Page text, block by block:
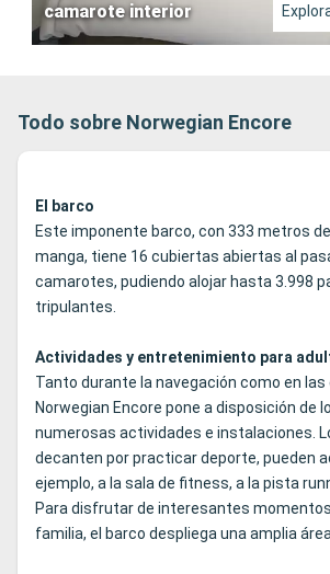
camarote interior
Todo sobre Norwegian Encore
El barco
Este imponente barco, con 333 metros
manga, tiene 16 cubiertas abiertas al
camarotes, pudiendo alojar hasta 3.998
tripulantes.
Actividades y entretenimiento para
Tanto durante la navegación como en las
Norwegian Encore pone a disposición de
numerosas actividades e instalaciones.
decanten por practicar deporte, pueden
ejemplo, a la sala de fitness, a la pista
Para disfrutar de interesantes
familia, el barco despliega una amplia